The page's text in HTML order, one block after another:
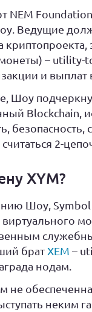
NEM
Ведущие
– utility-
и
Шоу
Blockchain,
безопасность,
2-
XYM?
Шоу, Symbol
братXEM –
нодам.
не
неким